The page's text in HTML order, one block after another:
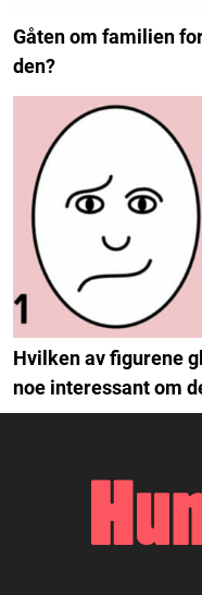
Gåten om familien
den?
Hvilken av figurene
noe interessant om